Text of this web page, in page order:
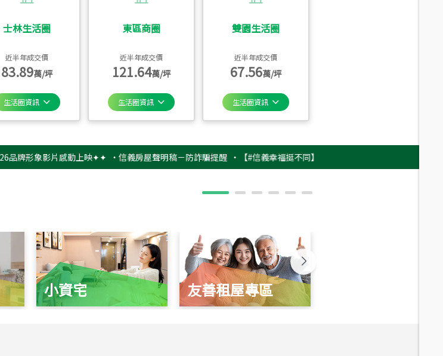
士林生活圈
近半年成交價
83.89萬/坪
生活圈資訊
東區商圈
近半年成交價
121.64萬/坪
生活圈資訊
雙園生活圈
近半年成交價
67.56萬/坪
生活圈資訊
象影片感動上映✦✦ ‧信義房屋聲明稿－防詐騙提醒 ‧【#信義幸福挺不同】用實力，讓升職免抽號碼牌！最新雇主
小資宅 友善租屋專區